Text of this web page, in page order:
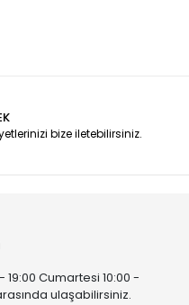
bize iletebilirsiniz.
19:00 Cumartesi 10:00 -
ulaşabilirsiniz.